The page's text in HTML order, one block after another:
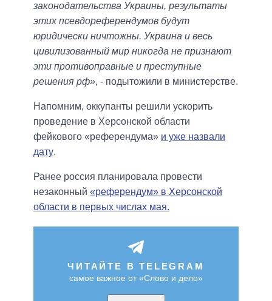
законодательства Украины, результаты
этих псевдореферендумов будут
юридически ничтожны. Украина и весь
цивилизованный мир никогда не признают
эти противоправные и преступные
решения рф», - подытожили в министерстве.
Напомним, оккупанты решили ускорить
проведение в Херсонской области
фейкового «референдума» и уже назвали
дату.
Ранее россия планировала провести
незаконный «референдум» в Херсонской
области в первых числах мая.
ЧИТАЙТЕ В TELEGRAM
самое важное от «Слово и дело»